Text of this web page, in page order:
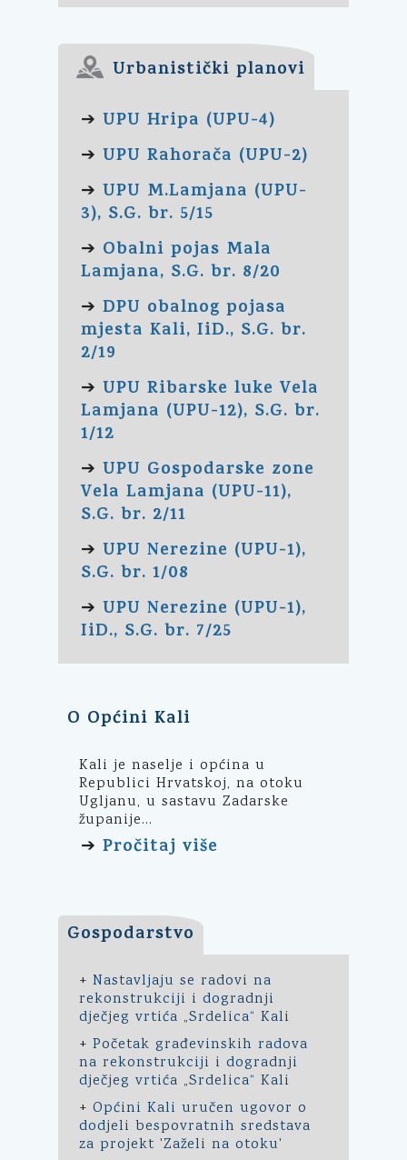
Urbanistički planovi
➔ UPU Hripa (UPU-4)
➔ UPU Rahorača (UPU-2)
➔ UPU M.Lamjana (UPU-
3), S.G. br. 5/15
➔ Obalni pojas Mala
Lamjana, S.G. br. 8/20
➔ DPU obalnog pojasa
mjesta Kali, IiD., S.G. br.
2/19
➔ UPU Ribarske luke Vela
Lamjana (UPU-12), S.G. br.
1/12
➔ UPU Gospodarske zone
Vela Lamjana (UPU-11),
S.G. br. 2/11
➔ UPU Nerezine (UPU-1),
S.G. br. 1/08
➔ UPU Nerezine (UPU-1),
IiD., S.G. br. 7/25
O Općini Kali
Kali je naselje i općina u
Republici Hrvatskoj, na otoku
Ugljanu, u sastavu Zadarske
županije...
➔ Pročitaj više
Gospodarstvo
+ Nastavljaju se radovi na
rekonstrukciji i dogradnji
dječjeg vrtića „Srdelica“ Kali
+ Početak građevinskih radova
na rekonstrukciji i dogradnji
dječjeg vrtića „Srdelica“ Kali
+ Općini Kali uručen ugovor o
dodjeli bespovratnih sredstava
za projekt 'Zaželi na otoku'